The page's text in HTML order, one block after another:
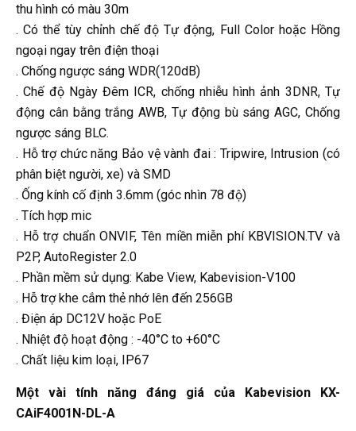
thu hình có màu 30m
. Có thể tùy chỉnh chế độ Tự động, Full Color hoặc Hồng
ngoại ngay trên điện thoại
. Chống ngược sáng WDR(120dB)
. Chế độ Ngày Đêm ICR, chống nhiễu hình ảnh 3DNR, Tự
động cân bằng trắng AWB, Tự động bù sáng AGC, Chống
ngược sáng BLC.
. Hỗ trợ chức năng Bảo vệ vành đai : Tripwire, Intrusion (có
phân biệt người, xe) và SMD
. Ống kính cố định 3.6mm (góc nhìn 78 độ)
. Tích hợp mic
. Hỗ trợ chuẩn ONVIF, Tên miền miễn phí KBVISION.TV và
P2P, AutoRegister 2.0
. Phần mềm sử dụng: Kabe View, Kabevision-V100
. Hỗ trợ khe cắm thẻ nhớ lên đến 256GB
. Điện áp DC12V hoặc PoE
. Nhiệt độ hoạt động : -40°C to +60°C
. Chất liệu kim loại, IP67
Một vài tính năng đáng giá của Kabevision KX-
CAiF4001N-DL-A